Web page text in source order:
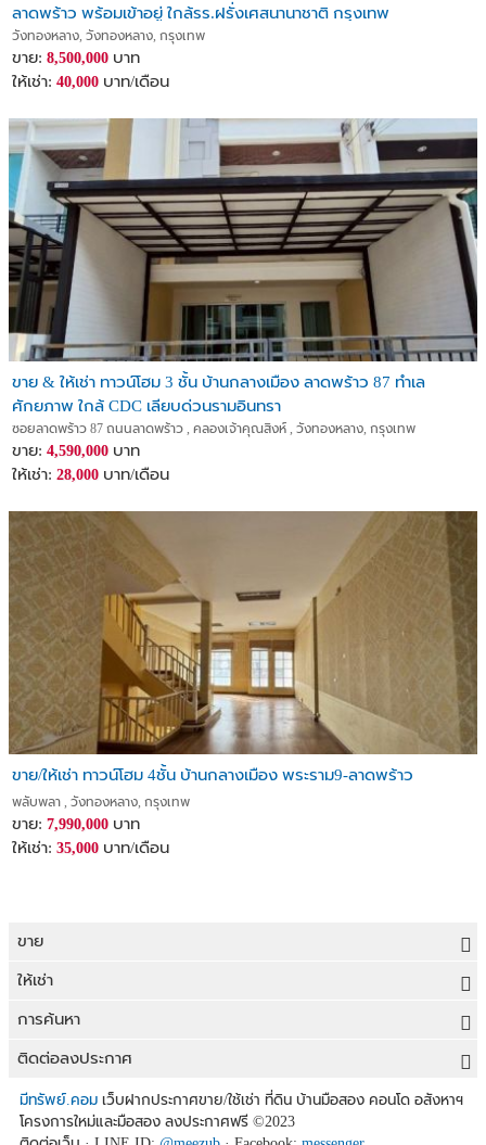
ลาดพร้าว พร้อมเข้าอยู่ ใกล้รร.ฝรั่งเศสนานาชาติ กรุงเทพ
วังทองหลาง, วังทองหลาง, กรุงเทพ
ขาย: 8,500,000 บาท
ให้เช่า: 40,000 บาท/เดือน
ขาย & ให้เช่า ทาวน์โฮม 3 ชั้น บ้านกลางเมือง ลาดพร้าว 87 ทำเล
ศักยภาพ ใกล้ CDC เลียบด่วนรามอินทรา
ซอยลาดพร้าว 87 ถนนลาดพร้าว , คลองเจ้าคุณสิงห์ , วังทองหลาง, กรุงเทพ
ขาย: 4,590,000 บาท
ให้เช่า: 28,000 บาท/เดือน
ขาย/ให้เช่า ทาวน์โฮม 4ชั้น บ้านกลางเมือง พระราม9-ลาดพร้าว
พลับพลา , วังทองหลาง, กรุงเทพ
ขาย: 7,990,000 บาท
ให้เช่า: 35,000 บาท/เดือน
ขาย
ขายที่ดิน
ขายบ้าน
ขายคอนโด
ขายอาคารพาณิชย์
ให้เช่า
ให้เช่าที่ดิน
ให้เช่าบ้าน
ให้เช่าคอนโด
ให้เช่าทาวน์เฮาส์
การค้นหา
ขายที่ดิน
ประกาศขายที่ดิน
ที่ดินราคาถูก
ติดต่อลงประกาศ
ลงประกาศขายฟรี
ลงประกาศให้เช่าฟรี
มีทรัพย์.คอม เว็บฝากประกาศขาย/ใช้เช่า ที่ดิน บ้านมือสอง คอนโด อสังหาฯ
โครงการใหม่และมือสอง ลงประกาศฟรี ©2023